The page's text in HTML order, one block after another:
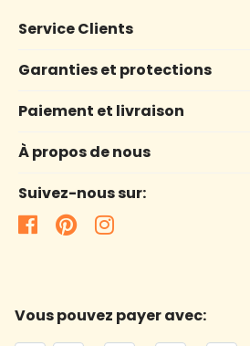
Service Clients
Garanties et protections
Paiement et livraison
À propos de nous
Suivez-nous sur:
Vous pouvez payer avec: